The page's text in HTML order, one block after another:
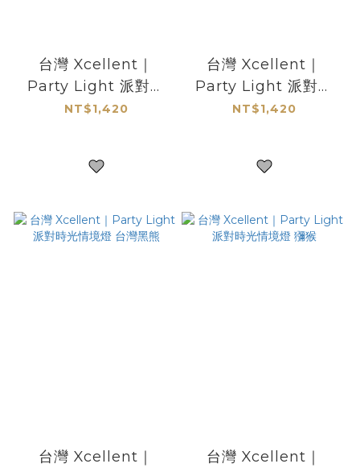
台灣 Xcellent｜
Party Light 派對時
光情境燈 藍鵲
NT$1,420
台灣 Xcellent｜
Party Light 派對時
光情境燈 樹蛙
NT$1,420
台灣 Xcellent｜
台灣 Xcellent｜